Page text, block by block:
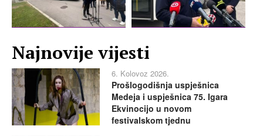
Najnovije vijesti
6. Kolovoz 2026.
Prošlogodišnja uspješnica
Medeja i uspješnica 75. Igara
Ekvinocijo u novom
festivalskom tjednu